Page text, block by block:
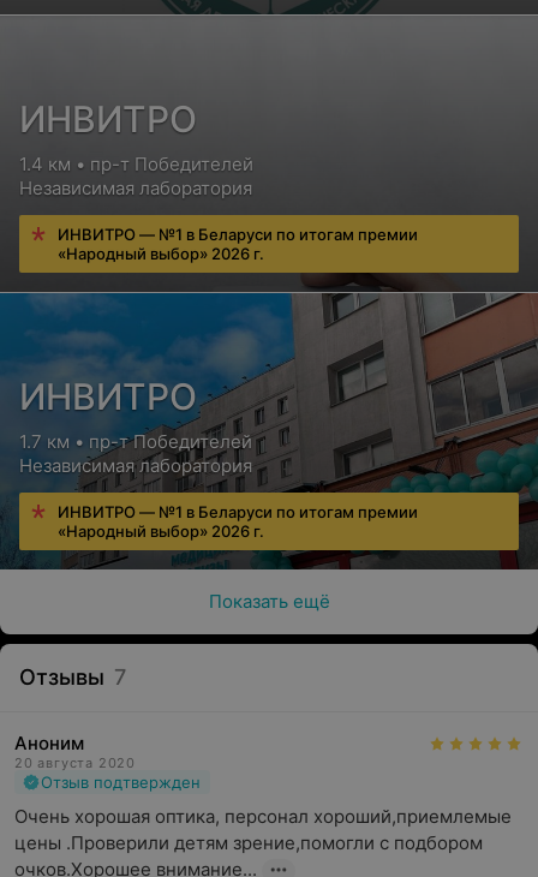
ИНВИТРО
1.4 км • пр-т Победителей
Независимая лаборатория
ИНВИТРО — №1 в Беларуси по итогам премии
«Народный выбор» 2026 г.
ИНВИТРО
1.7 км • пр-т Победителей
Независимая лаборатория
ИНВИТРО — №1 в Беларуси по итогам премии
«Народный выбор» 2026 г.
Показать ещё
Отзывы 7
Аноним
20 августа 2020
Отзыв подтвержден
Очень хорошая оптика, персонал хороший,приемлемые
цены .Проверили детям зрение,помогли с подбором
очков.Хорошее внимание...